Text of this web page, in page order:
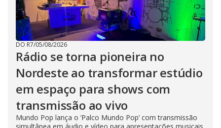
DO R7/05/08/2026
Rádio se torna pioneira no
Nordeste ao transformar estúdio
em espaço para shows com
transmissão ao vivo
Mundo Pop lança o ‘Palco Mundo Pop’ com transmissão